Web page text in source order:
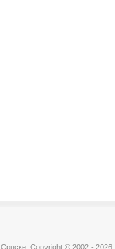
Copyright © 2002 - 2026.